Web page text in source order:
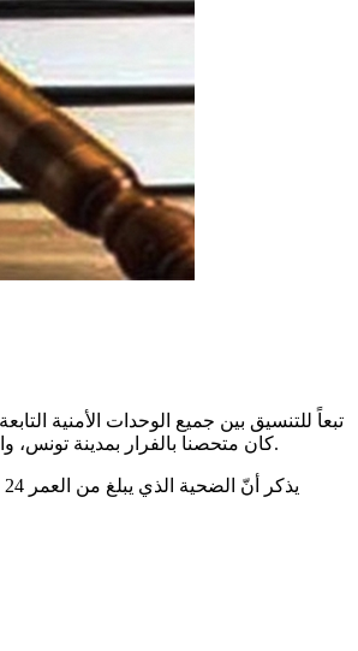
كان متحصنا بالفرار بمدينة تونس، والاحتفاظ به بمعية أربعة أشخاص مشاركين له في الجريمة، حسب ما أكدّته في تصريح للجوهرة أف أم، الناطقة الرسمية بإسم المحكمة الإبتدائية سوسة 2 هاجر عيش.